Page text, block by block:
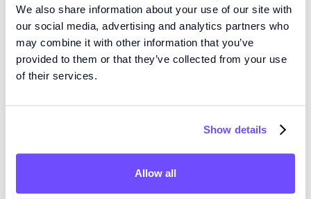
We also share information about your use of our site with
our social media, advertising and analytics partners who
may combine it with other information that you’ve
provided to them or that they’ve collected from your use
of their services.
Show details
Allow all
Vi är pionjärer inom vävnadsteknik med hög precision
och mikrofluidik med öppen volym, och utvecklar
nästa generations produkter för regenerativ medicin
Flöjelbergsgatan 8C
Sverige